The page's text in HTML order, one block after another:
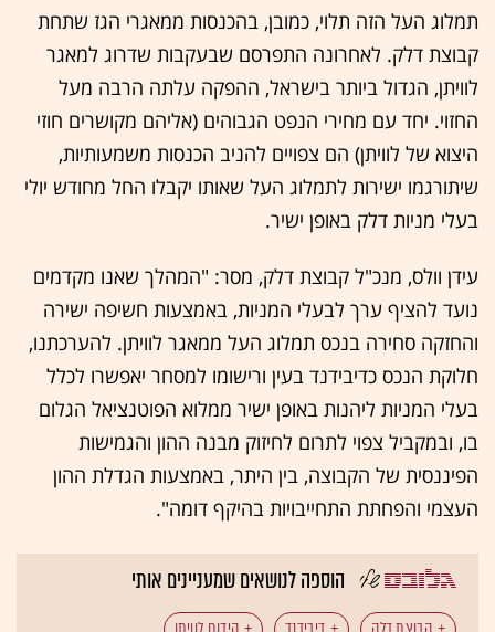
תמלוג העל הזה תלוי, כמובן, בהכנסות ממאגרי הגז שתחת
קבוצת דלק. לאחרונה התפרסם שבעקבות שדרוג למאגר
לוויתן, הגדול ביותר בישראל, ההפקה עלתה הרבה מעל
החזוי. יחד עם מחירי הנפט הגבוהים (אליהם מקושרים חוזי
היצוא של לוויתן) הם צפויים להניב הכנסות משמעותיות,
שיתורגמו ישירות לתמלוג העל שאותו יקבלו החל מחודש יולי
בעלי מניות דלק באופן ישיר.
עידן וולס, מנכ"ל קבוצת דלק, מסר: "המהלך שאנו מקדמים
נועד להציף ערך לבעלי המניות, באמצעות חשיפה ישירה
והחזקה סחירה בנכס תמלוג העל ממאגר לוויתן. להערכתנו,
חלוקת הנכס כדיבידנד בעין ורישומו למסחר יאפשרו לכלל
בעלי המניות ליהנות באופן ישיר ממלוא הפוטנציאל הגלום
בו, ובמקביל צפוי לתרום לחיזוק מבנה ההון והגמישות
הפיננסית של הקבוצה, בין היתר, באמצעות הגדלת ההון
העצמי והפחתת התחייבויות בהיקף דומה".
הוספה לנושאים שמעניינים אותי